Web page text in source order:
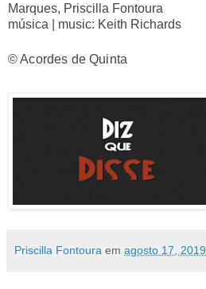
Marques, Priscilla Fontoura
música | music: Keith Richards
© Acordes de Quinta
Priscilla Fontoura em agosto 17, 2019